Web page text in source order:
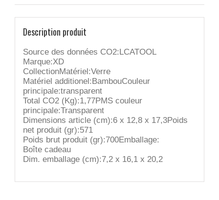
Description produit
Source des données CO2:LCATOOL
Marque:XD
CollectionMatériel:Verre
Matériel additionel:BambouCouleur
principale:transparent
Total CO2 (Kg):1,77PMS couleur
principale:Transparent
Dimensions article (cm):6 x 12,8 x 17,3Poids
net produit (gr):571
Poids brut produit (gr):700Emballage:
Boîte cadeau
Dim. emballage (cm):7,2 x 16,1 x 20,2